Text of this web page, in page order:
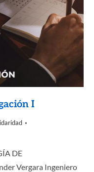
I
DE
Vergara Ingeniero